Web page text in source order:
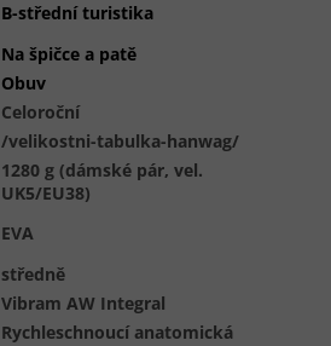
B-střední turistika
Na špičce a patě
Obuv
Celoroční
/velikostni-tabulka-hanwag/
1280 g (dámské pár, vel.
UK5/EU38)
EVA
středně
Vibram AW Integral
Rychleschnoucí anatomická